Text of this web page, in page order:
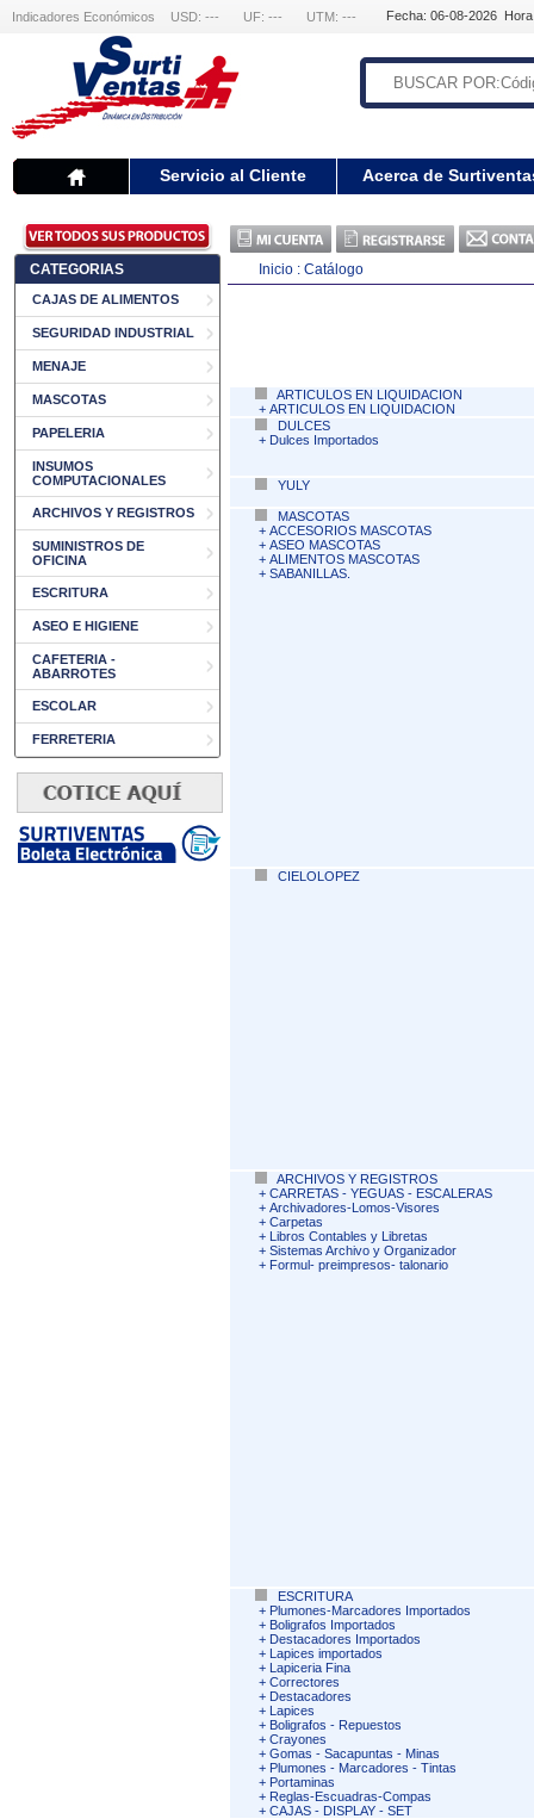
Indicadores Económicos USD: --- UF: --- UTM: --- Fecha: 06-08-2026
Servicio al Cliente Acerca de
CATEGORIAS
CAJAS DE ALIMENTOS
SEGURIDAD INDUSTRIAL
MENAJE
MASCOTAS
PAPELERIA
INSUMOS
COMPUTACIONALES
ARCHIVOS Y REGISTROS
SUMINISTROS DE
OFICINA
ESCRITURA
ASEO E HIGIENE
CAFETERIA -
ABARROTES
ESCOLAR
FERRETERIA
Inicio : Catálogo
ARTICULOS EN LIQUIDACION
+ ARTICULOS EN LIQUIDACION
DULCES
+ Dulces Importados
YULY
MASCOTAS
+ ACCESORIOS MASCOTAS
+ ASEO MASCOTAS
+ ALIMENTOS MASCOTAS
+ SABANILLAS.
CIELOLOPEZ
ARCHIVOS Y REGISTROS
+ CARRETAS - YEGUAS - ESCALERAS
+ Archivadores-Lomos-Visores
+ Carpetas
+ Libros Contables y Libretas
+ Sistemas Archivo y Organizador
+ Formul- preimpresos- talonario
ESCRITURA
+ Plumones-Marcadores Importados
+ Boligrafos Importados
+ Destacadores Importados
+ Lapices importados
+ Lapiceria Fina
+ Correctores
+ Destacadores
+ Lapices
+ Boligrafos - Repuestos
+ Crayones
+ Gomas - Sacapuntas - Minas
+ Plumones - Marcadores - Tintas
+ Portaminas
+ Reglas-Escuadras-Compas
+ CAJAS - DISPLAY - SET